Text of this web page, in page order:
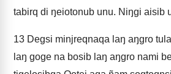
tabirq di ŋeiotonub unu. Niŋgi aisib
13 Degsi minjreqnaqa laŋ aŋgro
laŋ goge na bosib laŋ aŋgro nami